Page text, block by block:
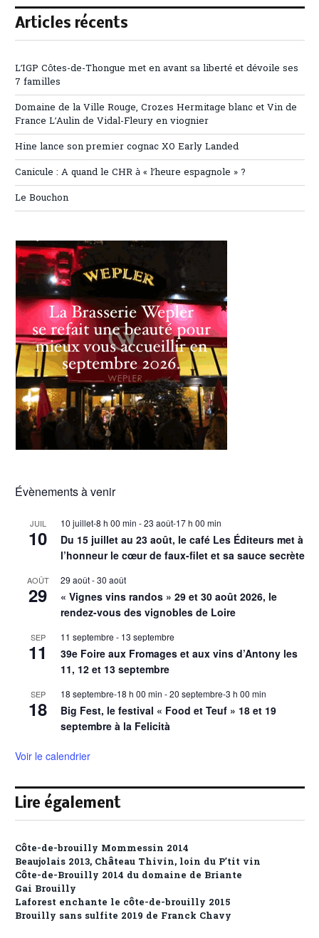
Articles récents
L’IGP Côtes-de-Thongue met en avant sa liberté et dévoile ses
7 familles
Domaine de la Ville Rouge, Crozes Hermitage blanc et Vin de
France L’Aulin de Vidal-Fleury en viognier
Hine lance son premier cognac XO Early Landed
Canicule : A quand le CHR à « l’heure espagnole » ?
Le Bouchon
Évènements à venir
JUIL
10
10 juillet-8 h 00 min -23 août-17 h 00 min
Du 15 juillet au 23 août, le café Les Éditeurs met à
l’honneur le cœur de faux-filet et sa sauce secrète
AOÛT
29
29 août-30 août
« Vignes vins randos » 29 et 30 août 2026, le
rendez-vous des vignobles de Loire
SEP
11
11 septembre - 13 septembre
39e Foire aux Fromages et aux vins d’Antony les
11, 12 et 13 septembre
SEP
18
18 septembre-18 h 00 min -20 septembre-3 h 00 min
Big Fest, le festival « Food et Teuf » 18 et 19
septembre à la Felicità
Voir le calendrier
Lire également
Côte-de-brouilly Mommessin 2014
Beaujolais 2013, Château Thivin, loin du P’tit vin
Côte-de-Brouilly 2014 du domaine de Briante
Gai Brouilly
Laforest enchante le côte-de-brouilly 2015
Brouilly sans sulfite 2019 de Franck Chavy